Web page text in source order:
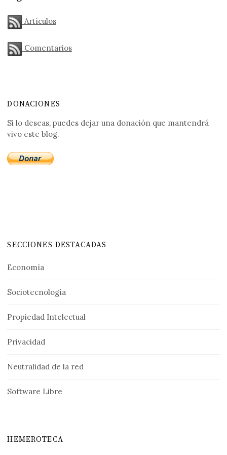
Artículos
Comentarios
DONACIONES
Si lo deseas, puedes dejar una donación que mantendrá
vivo este blog.
SECCIONES DESTACADAS
Economía
Sociotecnología
Propiedad Intelectual
Privacidad
Neutralidad de la red
Software Libre
HEMEROTECA